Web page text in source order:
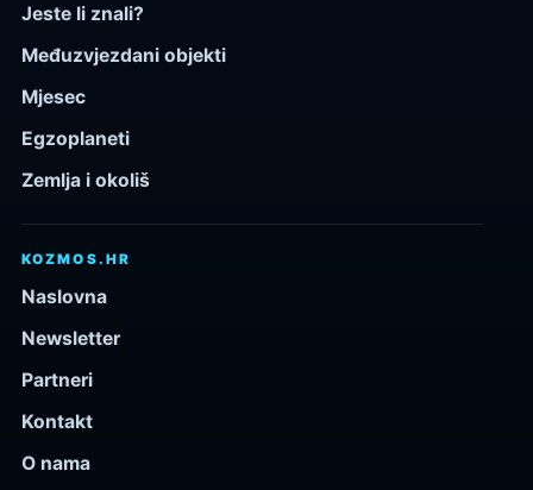
Jeste li znali?
Međuzvjezdani objekti
Mjesec
Egzoplaneti
Zemlja i okoliš
KOZMOS.HR
Naslovna
Newsletter
Partneri
Kontakt
O nama